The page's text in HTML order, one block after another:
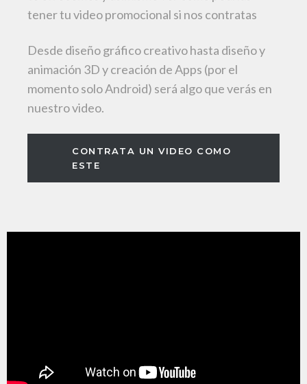
tener tu video promocional si nos contratas
Desde diseño gráfico creativo hasta diseño y
animación 3D y creación de Apps (por el
momento solo Android) será algo que verás en
nuestro video.
CONTRATA UN VIDEO COMO
ESTE